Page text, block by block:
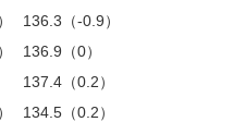
136.3（-0.9）
136.9（0）
137.4（0.2）
134.5（0.2）